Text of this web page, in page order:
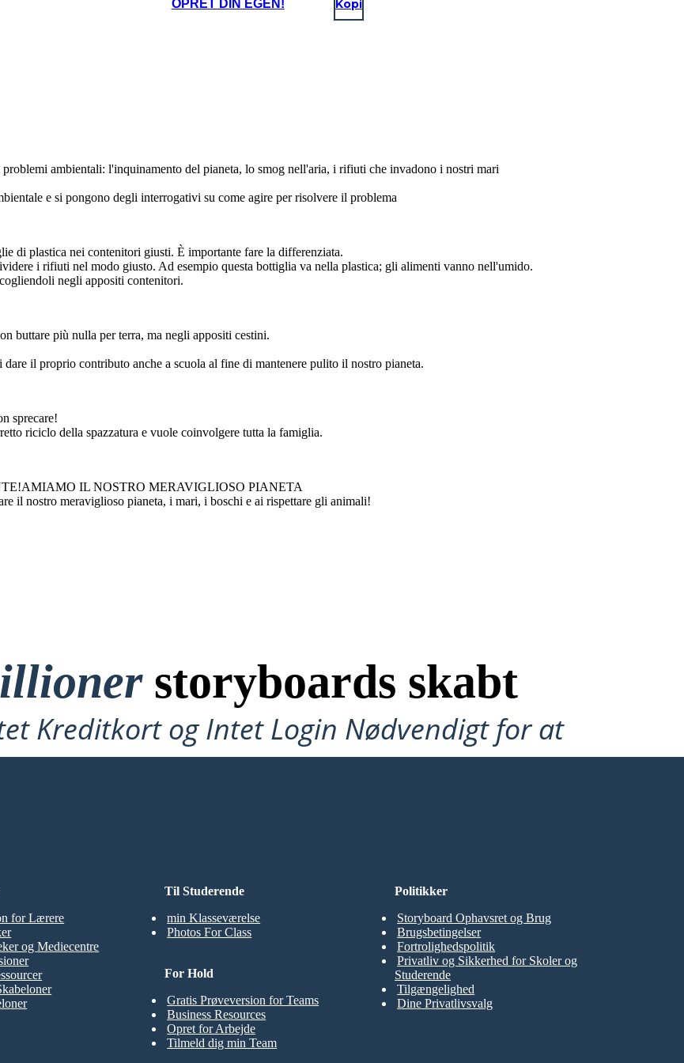
e
OPRET DIN EGEN! Kopi
ambientali: l'inquinamento del pianeta, lo smog nell'aria, i rifiuti che invadono i nostri mari
e si pongono degli interrogativi su come agire per risolvere il problema
di plastica nei contenitori giusti. È importante fare la differenziata.
i rifiuti nel modo giusto. Ad esempio questa bottiglia va nella plastica; gli alimenti vanno nell'umido.
negli appositi contenitori.
buttare più nulla per terra, ma negli appositi cestini.
il proprio contributo anche a scuola al fine di mantenere pulito il nostro pianeta.
sprecare!
riciclo della spazzatura e vuole coinvolgere tutta la famiglia.
IL NOSTRO MERAVIGLIOSO PIANETA
il nostro meraviglioso pianeta, i mari, i boschi e ai rispettare gli animali!
storyboards skabt
Kreditkort og Intet Login Nødvendigt for at
Prøve!
Til Studerende
min Klasseværelse
Photos For Class
for Lærere
og Mediecentre
For Hold
Gratis Prøveversion for Teams
Business Resources
Opret for Arbejde
Tilmeld dig min Team
Politikker
Storyboard Ophavsret og Brug
Brugsbetingelser
Fortrolighedspolitik
Privatliv og Sikkerhed for Skoler og
Studerende
Tilgængelighed
Dine Privatlivsvalg